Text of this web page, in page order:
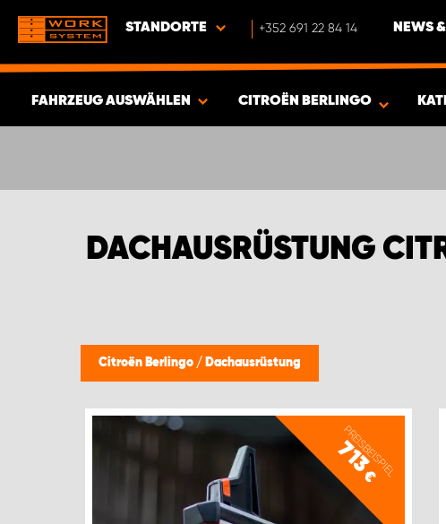
STANDORTE +352 691 22 84 14 NEWS
FAHRZEUG AUSWÄHLEN CITROËN BERLINGO
DACHAUSRÜSTUNG
Citroën Berlingo / Dachausrüstung
PREISBEISPIEL
713
€